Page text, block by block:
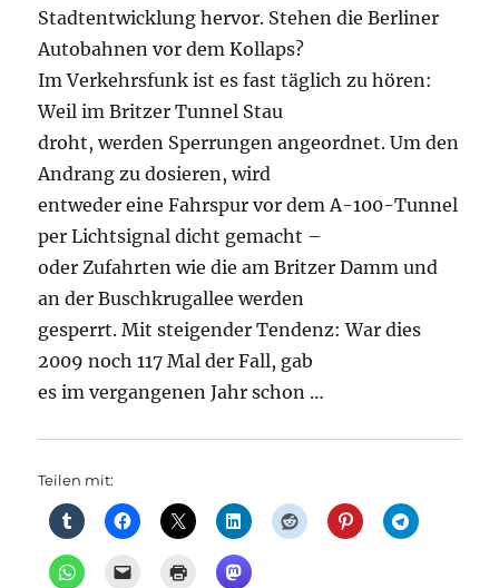
Stadtentwicklung hervor. Stehen die Berliner
Autobahnen vor dem Kollaps?
Im Verkehrsfunk ist es fast täglich zu hören:
Weil im Britzer Tunnel Stau
droht, werden Sperrungen angeordnet. Um den
Andrang zu dosieren, wird
entweder eine Fahrspur vor dem A-100-Tunnel
per Lichtsignal dicht gemacht –
oder Zufahrten wie die am Britzer Damm und
an der Buschkrugallee werden
gesperrt. Mit steigender Tendenz: War dies
2009 noch 117 Mal der Fall, gab
es im vergangenen Jahr schon …
Teilen mit: